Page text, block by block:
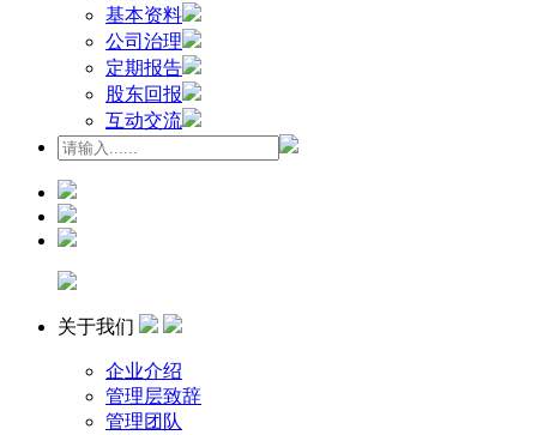
基本资料
公司治理
定期报告
股东回报
互动交流
关于我们
企业介绍
管理层致辞
管理团队